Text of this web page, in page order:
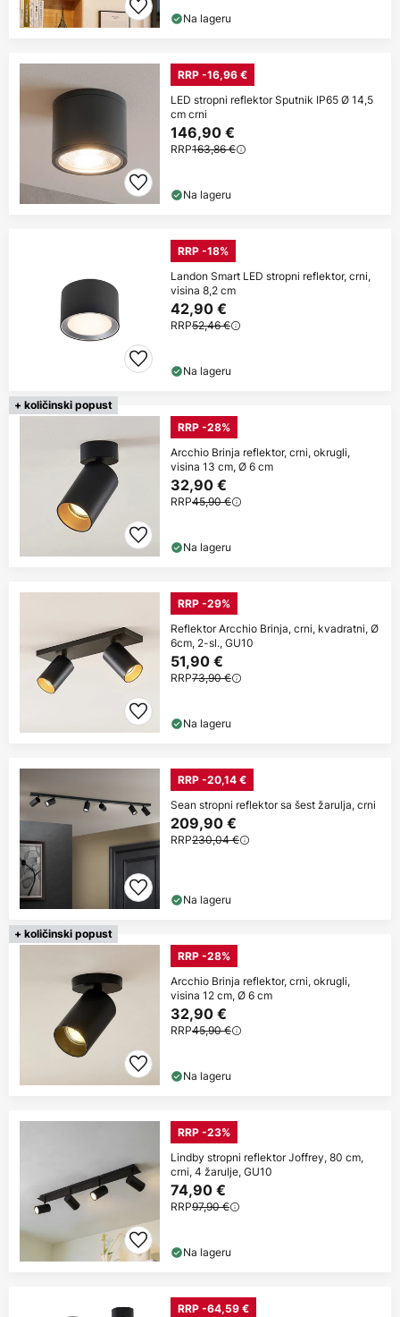
Na lageru
RRP -16,96 €
LED stropni reflektor Sputnik IP65 Ø 14,5
cm crni
146,90 €
RRP163,86 €
Na lageru
RRP -18%
Landon Smart LED stropni reflektor, crni,
visina 8,2 cm
42,90 €
RRP52,46 €
Na lageru
+ količinski popust
RRP -28%
Arcchio Brinja reflektor, crni, okrugli,
visina 13 cm, Ø 6 cm
32,90 €
RRP45,90 €
Na lageru
RRP -29%
Reflektor Arcchio Brinja, crni, kvadratni, Ø
6cm, 2-sl., GU10
51,90 €
RRP73,90 €
Na lageru
RRP -20,14 €
Sean stropni reflektor sa šest žarulja, crni
209,90 €
RRP230,04 €
Na lageru
+ količinski popust
RRP -28%
Arcchio Brinja reflektor, crni, okrugli,
visina 12 cm, Ø 6 cm
32,90 €
RRP45,90 €
Na lageru
RRP -23%
Lindby stropni reflektor Joffrey, 80 cm,
crni, 4 žarulje, GU10
74,90 €
RRP97,90 €
Na lageru
RRP -64,59 €